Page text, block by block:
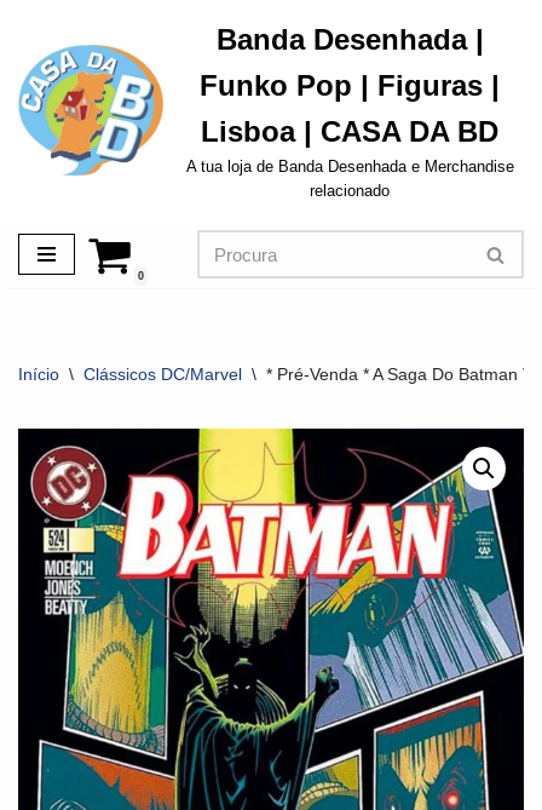
Avançar
para
o
conteúdo
Banda Desenhada |
Funko Pop | Figuras |
Lisboa | CASA DA BD
A tua loja de Banda Desenhada e Merchandise
relacionado
0
Início \ Clássicos DC/Marvel \ * Pré-Venda * A Saga Do Batman